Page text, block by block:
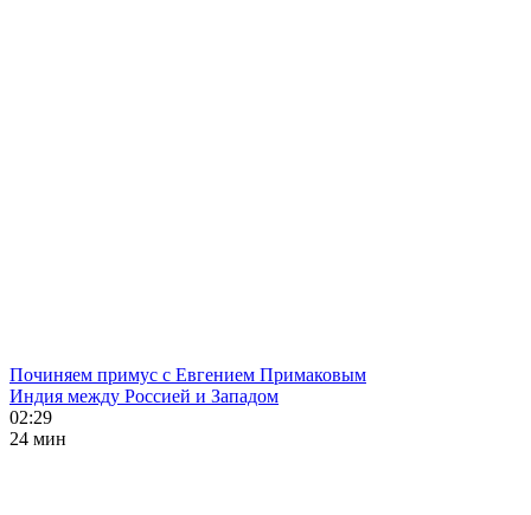
Починяем примус с Евгением Примаковым
Индия между Россией и Западом
02:29
24 мин